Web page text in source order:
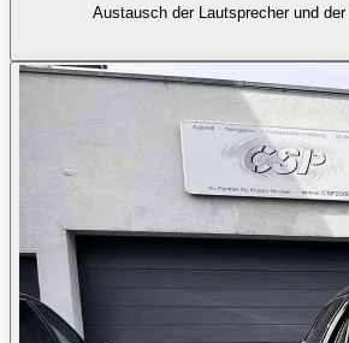
Austausch der Lautsprecher und